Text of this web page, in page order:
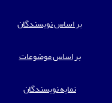
بر اساس نویسندگان
بر اساس موضوعات
نمایه نویسندگان